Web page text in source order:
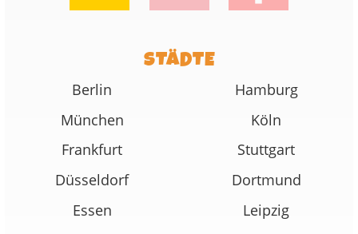
STÄDTE
Berlin
Hamburg
München
Köln
Frankfurt
Stuttgart
Düsseldorf
Dortmund
Essen
Leipzig